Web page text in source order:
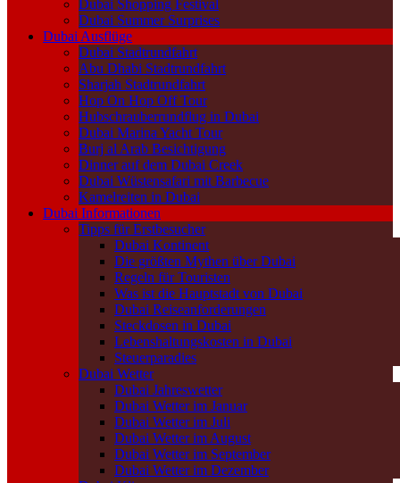
Dubai Shopping Festival
Dubai Summer Surprises
Dubai Ausflüge
Dubai Stadtrundfahrt
Abu Dhabi Stadtrundfahrt
Sharjah Stadtrundfahrt
Hop On Hop Off Tour
Hubschrauberrundflug in Dubai
Dubai Marina Yacht Tour
Burj al Arab Besichtigung
Dinner auf dem Dubai Creek
Dubai Wüstensafari mit Barbecue
Kamelreiten in Dubai
Dubai Informationen
Tipps für Erstbesucher
Dubai Kontinent
Die größten Mythen über Dubai
Regeln für Touristen
Was ist die Hauptstadt von Dubai
Dubai Reiseanforderungen
Steckdosen in Dubai
Lebenshaltungskosten in Dubai
Steuerparadies
Dubai Wetter
Dubai Jahreswetter
Dubai Wetter im Januar
Dubai Wetter im Juli
Dubai Wetter im August
Dubai Wetter im September
Dubai Wetter im Dezember